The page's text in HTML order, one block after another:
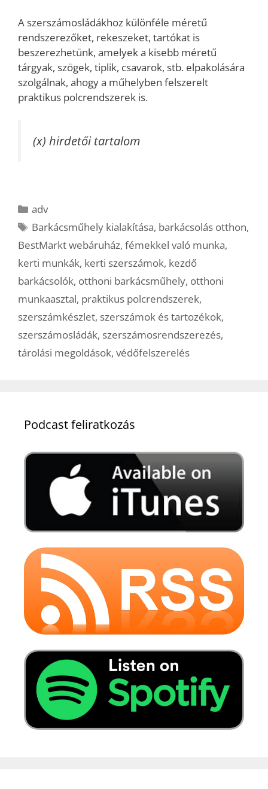
A szerszámosládákhoz különféle méretű
rendszerezőket, rekeszeket, tartókat is
beszerezhetünk, amelyek a kisebb méretű
tárgyak, szögek, tiplik, csavarok, stb. elpakolására
szolgálnak, ahogy a műhelyben felszerelt
praktikus polcrendszerek is.
(x) hirdetői tartalom
Kategória
adv
Címkék
Barkácsműhely kialakítása, barkácsolás otthon,
BestMarkt webáruház, fémekkel való munka,
kerti munkák, kerti szerszámok, kezdő
barkácsolók, otthoni barkácsműhely, otthoni
munkaasztal, praktikus polcrendszerek,
szerszámkészlet, szerszámok és tartozékok,
szerszámosládák, szerszámosrendszerezés,
tárolási megoldások, védőfelszerelés
Podcast feliratkozás